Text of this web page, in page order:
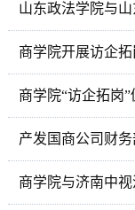
山东政法学院与
商学院开展访企
商学院“访企拓岗
产发国商公司财
商学院与济南中